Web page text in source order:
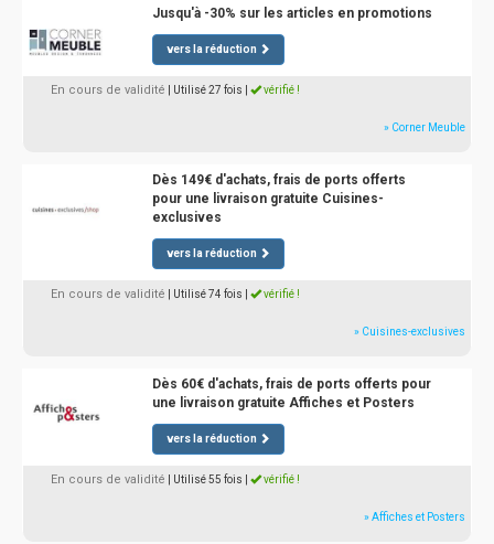
Jusqu'à -30% sur les articles en promotions
vers la réduction
En cours de validité | Utilisé 27 fois vérifié !
» Corner Meuble
Dès 149€ d'achats, frais de ports offerts
pour une livraison gratuite Cuisines-
exclusives
vers la réduction
En cours de validité | Utilisé 74 fois vérifié !
» Cuisines-exclusives
Dès 60€ d'achats, frais de ports offerts pour
une livraison gratuite Affiches et Posters
vers la réduction
En cours de validité | Utilisé 55 fois vérifié !
» Affiches et Posters